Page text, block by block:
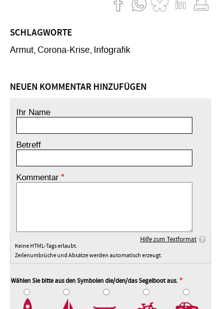
SCHLAGWORTE
Armut Corona-Krise Infografik
NEUEN KOMMENTAR HINZUFÜGEN
Ihr Name
Betreff
Kommentar
Hilfe zum Textformat
Keine HTML-Tags erlaubt.
Zeilenumbrüche und Absätze werden automatisch erzeugt.
Wählen Sie bitte aus den Symbolen die/den/das Segelboot aus.